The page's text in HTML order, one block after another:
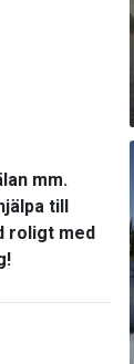
mm.
till
roligt med